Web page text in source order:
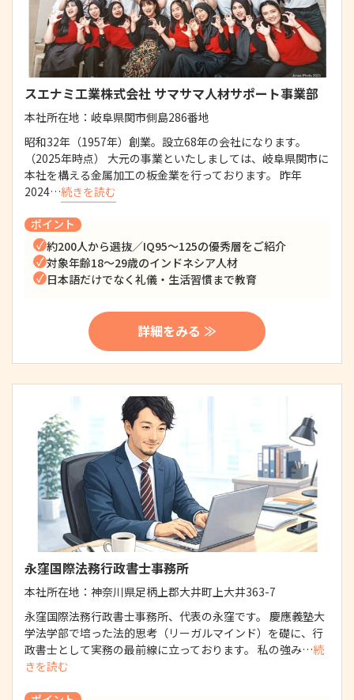
スエナミ工業株式会社 サマサマ人材サポート事業部
本社所在地： 岐阜県関市側島286番地
昭和32年（1957年）創業。設立68年の会社になります。
（2025年時点） 大元の事業といたしましては、岐阜県関市に
本社を構える金属加工の板金業を行っております。 昨年
2024…続きを読む
ポイント
約200人から選抜／IQ95～125の優秀層をご紹介
対象年齢18～29歳のインドネシア人材
日本語だけでなく礼儀・生活習慣まで教育
詳細をみる ≫
永窪国際法務行政書士事務所
本社所在地： 神奈川県足柄上郡大井町上大井363-7
永窪国際法務行政書士事務所、代表の永窪です。 慶應義塾大
学法学部で培った法的思考（リーガルマインド）を礎に、行
政書士として実務の最前線に立っております。 私の強み…続
きを読む